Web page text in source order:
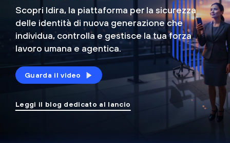
Scopri Idira, la piattaforma per la sicurezza
delle identità di nuova generazione che
individua, controlla e gestisce la tua forza
lavoro umana e agentica.
Guarda il video
Leggi il blog dedicato al lancio